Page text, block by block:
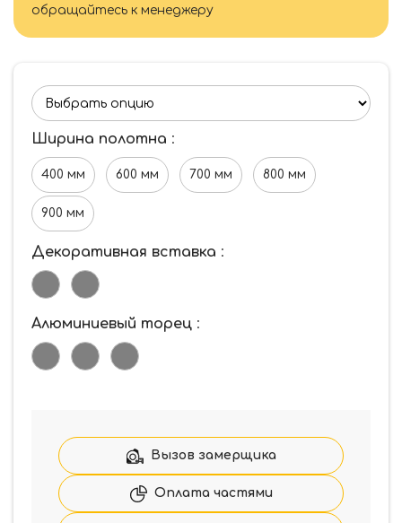
обращайтесь к менеджеру
Ширина полотна :
400 мм 600 мм 700 мм 800 мм
900 мм
Декоративная вставка :
Алюминиевый торец :
Вызов замерщика
Оплата частями